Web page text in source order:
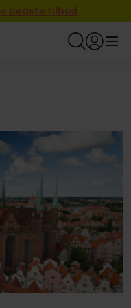
bedste tilbud